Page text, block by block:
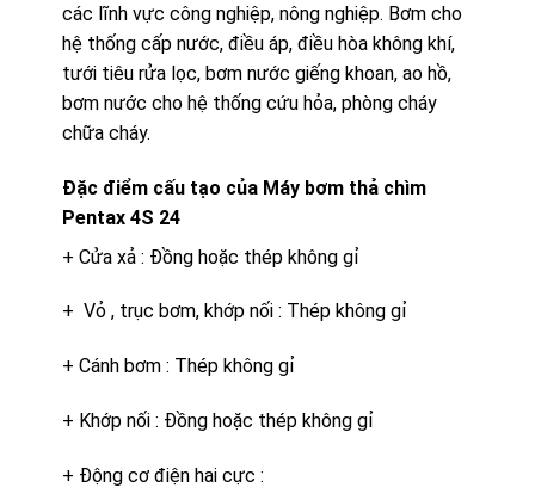
các lĩnh vực công nghiệp, nông nghiệp. Bơm cho
hệ thống cấp nước, điều áp, điều hòa không khí,
tưới tiêu rửa lọc, bơm nước giếng khoan, ao hồ,
bơm nước cho hệ thống cứu hỏa, phòng cháy
chữa cháy.
Đặc điểm cấu tạo của Máy bơm thả chìm
Pentax 4S 24
+ Cửa xả : Đồng hoặc thép không gỉ
+ Vỏ , trục bơm, khớp nối : Thép không gỉ
+ Cánh bơm : Thép không gỉ
+ Khớp nối : Đồng hoặc thép không gỉ
+ Động cơ điện hai cực :